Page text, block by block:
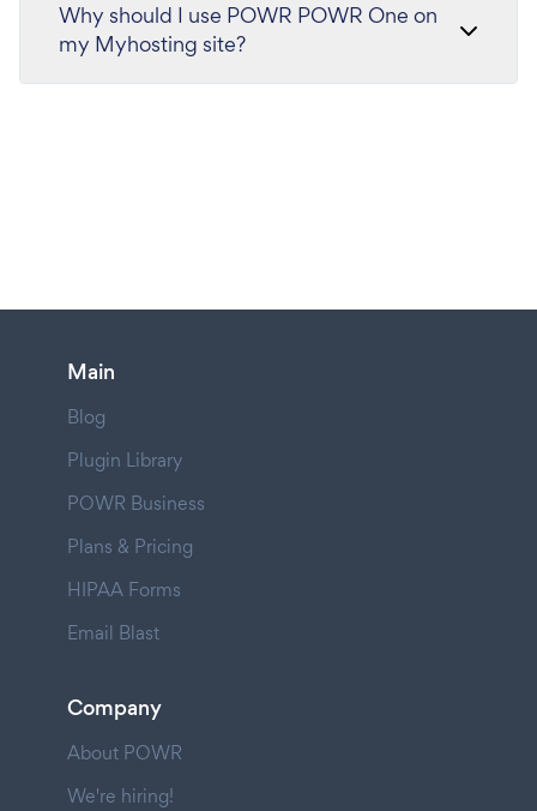
Why should I use POWR POWR One on
my Myhosting site?
Main
Blog
Plugin Library
POWR Business
Plans & Pricing
HIPAA Forms
Email Blast
Company
About POWR
We're hiring!